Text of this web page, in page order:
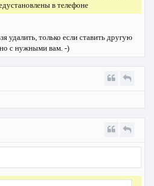
в телефоне
удалить, только если ставить другую
с нужными вам. -)